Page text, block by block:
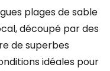
plages de sable
découpé par des
de superbes
idéales pour